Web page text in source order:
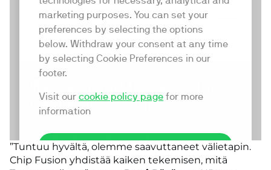
”Tuntuu hyvältä, olemme saavuttaneet välietapin.
Chip Fusion yhdistää kaiken tekemisen, mitä